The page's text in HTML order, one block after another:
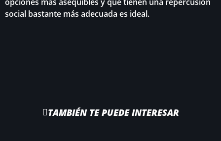
social bastante más adecuada es ideal.
TAMBIÉN TE PUEDE INTERESAR